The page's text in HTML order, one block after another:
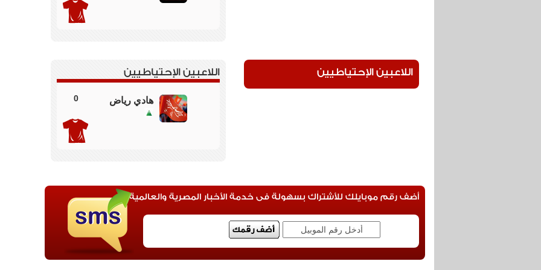
اللاعبين الإحتياطيين اللاعبين الإحتياطيين
هادي رياض 0
أضف رقم موبايلك للأشتراك بسهولة فى خدمة الأخبار المصرية والعالمية